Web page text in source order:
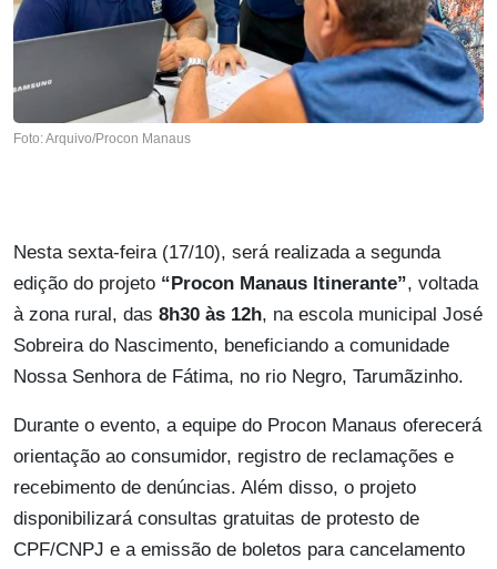
Foto: Arquivo/Procon Manaus
Nesta sexta-feira (17/10), será realizada a segunda
edição do projeto “Procon Manaus Itinerante”, voltada
à zona rural, das 8h30 às 12h, na escola municipal José
Sobreira do Nascimento, beneficiando a comunidade
Nossa Senhora de Fátima, no rio Negro, Tarumãzinho.
Durante o evento, a equipe do Procon Manaus oferecerá
orientação ao consumidor, registro de reclamações e
recebimento de denúncias. Além disso, o projeto
disponibilizará consultas gratuitas de protesto de
CPF/CNPJ e a emissão de boletos para cancelamento